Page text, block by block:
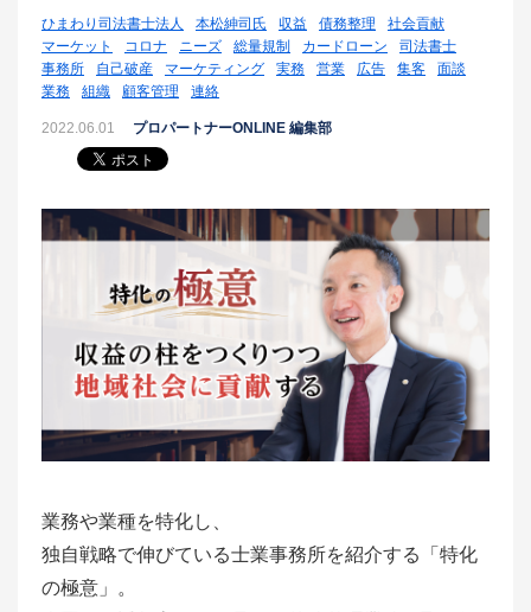
ひまわり司法書士法人 本松紳司氏 収益 債務整理
社会貢献
マーケット
コロナ ニーズ 総量規制 カードローン
司法書士
事務所
自己破産 マーケティング 実務 営業 広告 集客
面談
業務
組織 顧客管理 連絡
2022.06.01 プロパートナーONLINE 編集部
業務や業種を特化し、
独自戦略で伸びている士業事務所を紹介する「特化
の極意」。